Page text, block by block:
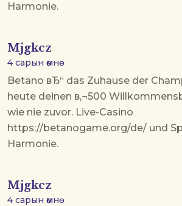
Harmonie.
Mjgkcz
4 сарын өмнө
Betano вЂ“ das Zuhause der
heute deinen в‚¬500
wie nie zuvor. Live-Casino
https://betanogame.org/de/ und
Harmonie.
Mjgkcz
4 сарын өмнө